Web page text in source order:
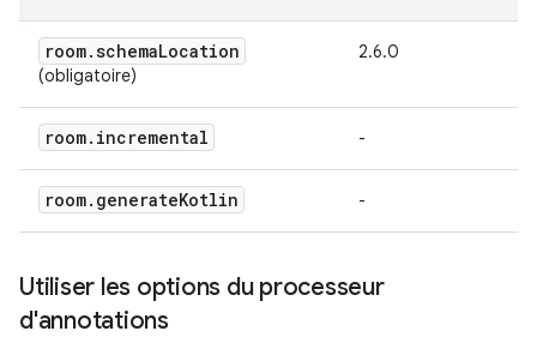
room.schemaLocation
(obligatoire)
2.6.0
room. incremental -
room. generateKotlin -
Utiliser les options du processeur
d'annotations